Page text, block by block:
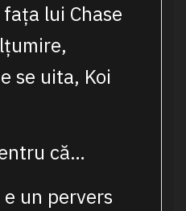
lui Chase
se uita, Koi
că…
un pervers